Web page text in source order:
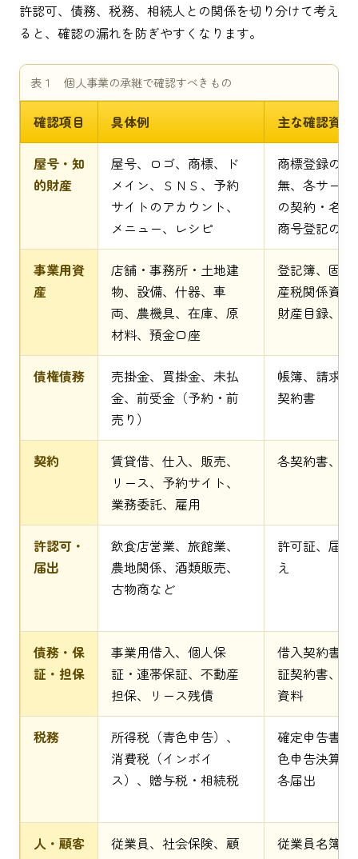
許認可、債務、税務、相続人との関係を切り分けて考え
ると、確認の漏れを防ぎやすくなります。
表１ 個人事業の承継で確認すべきもの
確認項目 具体例 主な確認資料
屋号・知
的財産
屋号、ロゴ、商標、ド
メイン、ＳＮＳ、予約
サイトのアカウント、
メニュー、レシピ
商標登録の有
無、各サービ
の契約・名義
商号登記の有
事業用資
産
店舗・事務所・土地建
物、設備、什器、車
両、農機具、在庫、原
材料、預金口座
登記簿、固定
産税関係資料
財産目録、帳
債権債務
売掛金、買掛金、未払
金、前受金（予約・前
売り）
帳簿、請求書
契約書
契約
賃貸借、仕入、販売、
リース、予約サイト、
業務委託、雇用
各契約書、覚
許認可・
届出
飲食店営業、旅館業、
農地関係、酒類販売、
古物商など
許可証、届出
え
債務・保
証・担保
事業用借入、個人保
証・連帯保証、不動産
担保、リース残債
借入契約書、
証契約書、担
資料
税務
所得税（青色申告）、
消費税（インボイ
ス）、贈与税・相続税
確定申告書、
色申告決算書
各届出
人・顧客
従業員、社会保険、顧
従業員名簿、